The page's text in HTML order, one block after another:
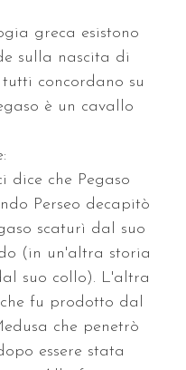
greca esistono
sulla nascita di
tutti concordano su
è un cavallo
dice che Pegaso
Perseo decapitò
scaturì dal suo
(in un'altra storia
suo collo). L'altra
fu prodotto dal
che penetrò
essere stata